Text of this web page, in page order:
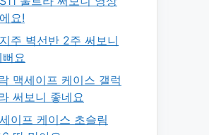
요!
주 벽선반 2주 써보니
요
맥세이프 케이스 갤럭
써보니 좋네요
이프 케이스 초슬림